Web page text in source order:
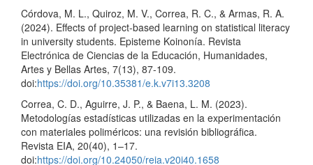
Córdova, M. L., Quiroz, M. V., Correa, R. C., & Armas, R. A.
(2024). Effects of project-based learning on statistical literacy
in university students. Episteme Koinonía. Revista
Electrónica de Ciencias de la Educación, Humanidades,
Artes y Bellas Artes, 7(13), 87-109.
doi:https://doi.org/10.35381/e.k.v7i13.3208
Correa, C. D., Aguirre, J. P., & Baena, L. M. (2023).
Metodologías estadísticas utilizadas en la experimentación
con materiales poliméricos: una revisión bibliográfica.
Revista EIA, 20(40), 1–17.
doi:https://doi.org/10.24050/reia.v20i40.1658